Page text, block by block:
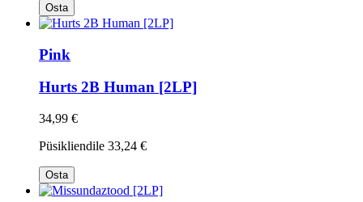
Osta
Pink
Hurts 2B Human [2LP]
34,99 €
Püsikliendile 33,24 €
Osta